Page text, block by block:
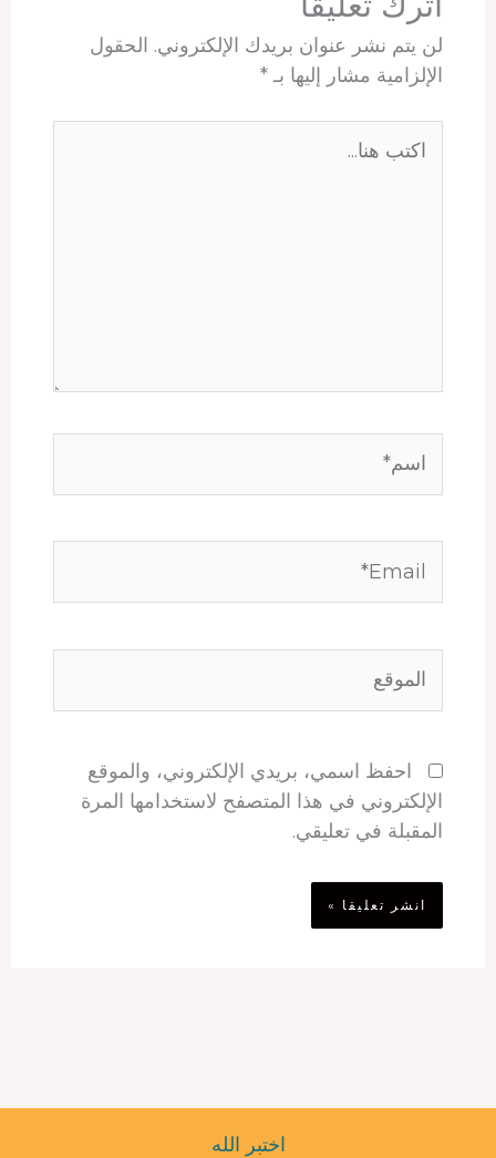
لن يتم نشر عنوان بريدك الإلكتروني. الحقول
الإلزامية مشار إليها بـ*
هنا...
احفظ اسمي، بريدي الإلكتروني، والموقع
الإلكتروني في هذا المتصفح لاستخدامها المرة
المقبلة في تعليقي.
اختبر الله